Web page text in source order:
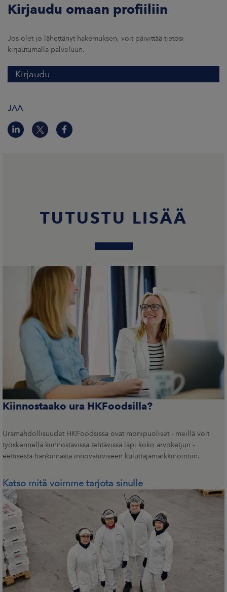
Kirjaudu omaan profiiliin
Jos olet jo lähettänyt hakemuksen, voit päivittää tietosi
kirjautumalla palveluun.
Kirjaudu
JAA
TUTUSTU LISÄÄ
Kiinnostaako ura HKFoodsilla?
Uramahdollisuudet HKFoodsissa ovat monipuoliset - meillä voit
työskennellä kiinnostavissa tehtävissä läpi koko arvoketjun -
eettisestä hankinnasta innovatiiviseen kuluttajamarkkinointiin.
Katso mitä voimme tarjota sinulle